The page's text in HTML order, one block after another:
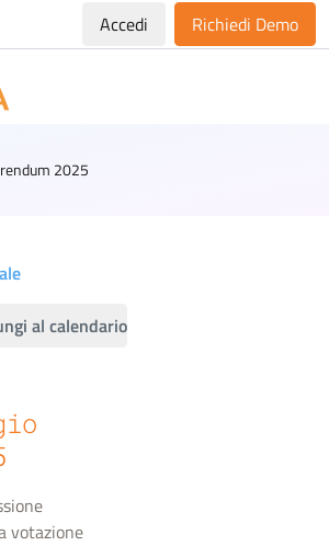
navigazioneAccedi Richiedi Demo
2025
al calendario
votazione